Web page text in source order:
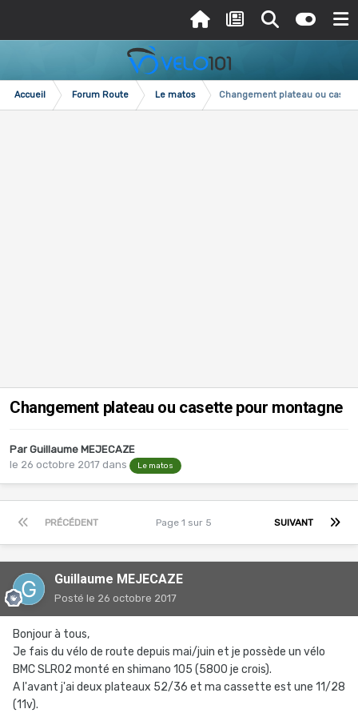
Accueil Forum Route Le matos Changement plateau ou
Changement plateau ou casette pour montagne
Par Guillaume MEJECAZE
le 26 octobre 2017 dans Le matos
PRÉCÉDENT SUIVANT
Page 1 sur 5
Guillaume MEJECAZE
Posté le 26 octobre 2017
Bonjour à tous,
Je fais du vélo de route depuis mai/juin et je possède un vélo
BMC SLR02 monté en shimano 105 (5800 je crois).
A l'avant j'ai deux plateaux 52/36 et ma cassette est une 11/28
(11v).